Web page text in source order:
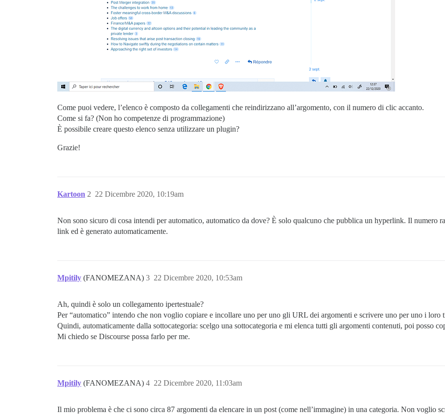
Come puoi vedere, l’elenco è composto da collegamenti che reindirizzano all’argomento, con il numero di clic accanto.
Come si fa? (Non ho competenze di programmazione)
È possibile creare questo elenco senza utilizzare un plugin?
Grazie!
Kartoon 22 Dicembre 2020, 10:19am
2
Non sono sicuro di cosa intendi per automatico, automatico da dove? È solo qualcuno che pubblica un hyperlink. Il numero
link ed è generato automaticamente.
Mpitily (FANOMEZANA) 22 Dicembre 2020, 10:53am
3
Ah, quindi è solo un collegamento ipertestuale?
Per “automatico” intendo che non voglio copiare e incollare uno per uno gli URL dei argomenti e scrivere uno per uno i loro
Quindi, automaticamente dalla sottocategoria: scelgo una sottocategoria e mi elenca tutti gli argomenti contenuti, poi posso
Mi chiedo se Discourse possa farlo per me.
Mpitily (FANOMEZANA) 22 Dicembre 2020, 11:03am
4
Il mio problema è che ci sono circa 87 argomenti da elencare in un post (come nell’immagine) in una categoria. Non voglio